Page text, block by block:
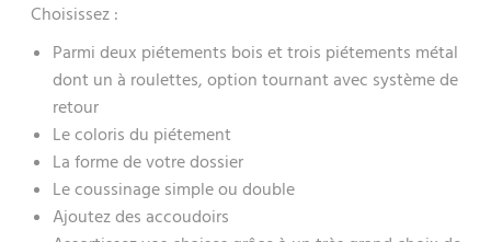
Choisissez :
Parmi deux piétements bois et trois piétements métal
dont un à roulettes, option tournant avec système de
retour
Le coloris du piétement
La forme de votre dossier
Le coussinage simple ou double
Ajoutez des accoudoirs